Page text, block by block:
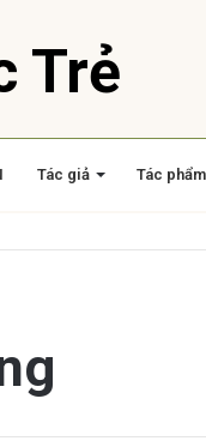
Trẻ
Tác giả Tác phẩm